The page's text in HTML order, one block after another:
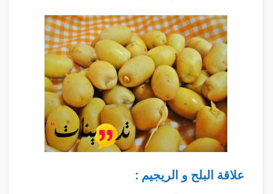
علاقة البلح و الريجيم :